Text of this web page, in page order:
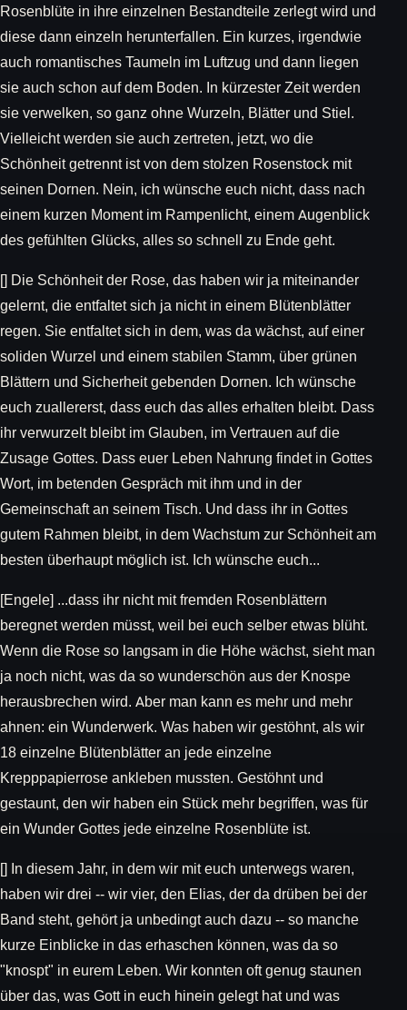
Rosenblüte in ihre einzelnen Bestandteile zerlegt wird und
diese dann einzeln herunterfallen. Ein kurzes, irgendwie
auch romantisches Taumeln im Luftzug und dann liegen
sie auch schon auf dem Boden. In kürzester Zeit werden
sie verwelken, so ganz ohne Wurzeln, Blätter und Stiel.
Vielleicht werden sie auch zertreten, jetzt, wo die
Schönheit getrennt ist von dem stolzen Rosenstock mit
seinen Dornen. Nein, ich wünsche euch nicht, dass nach
einem kurzen Moment im Rampenlicht, einem Augenblick
des gefühlten Glücks, alles so schnell zu Ende geht.
[] Die Schönheit der Rose, das haben wir ja miteinander
gelernt, die entfaltet sich ja nicht in einem Blütenblätter
regen. Sie entfaltet sich in dem, was da wächst, auf einer
soliden Wurzel und einem stabilen Stamm, über grünen
Blättern und Sicherheit gebenden Dornen. Ich wünsche
euch zuallererst, dass euch das alles erhalten bleibt. Dass
ihr verwurzelt bleibt im Glauben, im Vertrauen auf die
Zusage Gottes. Dass euer Leben Nahrung findet in Gottes
Wort, im betenden Gespräch mit ihm und in der
Gemeinschaft an seinem Tisch. Und dass ihr in Gottes
gutem Rahmen bleibt, in dem Wachstum zur Schönheit am
besten überhaupt möglich ist. Ich wünsche euch...
[Engele] ...dass ihr nicht mit fremden Rosenblättern
beregnet werden müsst, weil bei euch selber etwas blüht.
Wenn die Rose so langsam in die Höhe wächst, sieht man
ja noch nicht, was da so wunderschön aus der Knospe
herausbrechen wird. Aber man kann es mehr und mehr
ahnen: ein Wunderwerk. Was haben wir gestöhnt, als wir
18 einzelne Blütenblätter an jede einzelne
Krepppapierrose ankleben mussten. Gestöhnt und
gestaunt, den wir haben ein Stück mehr begriffen, was für
ein Wunder Gottes jede einzelne Rosenblüte ist.
[] In diesem Jahr, in dem wir mit euch unterwegs waren,
haben wir drei -- wir vier, den Elias, der da drüben bei der
Band steht, gehört ja unbedingt auch dazu -- so manche
kurze Einblicke in das erhaschen können, was da so
"knospt" in eurem Leben. Wir konnten oft genug staunen
über das, was Gott in euch hinein gelegt hat und was